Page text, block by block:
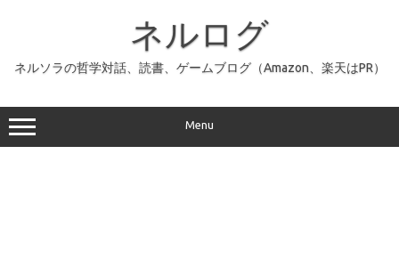
ッ
プ
ネルログ
ネルソラの哲学対話、読書、ゲームブログ（Amazon、楽天はPR）
Menu